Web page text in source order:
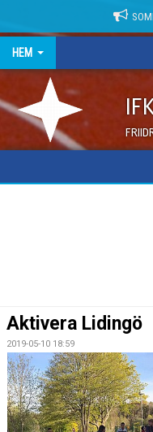
HEM
Aktivera Lidingö
2019-05-10 18:59